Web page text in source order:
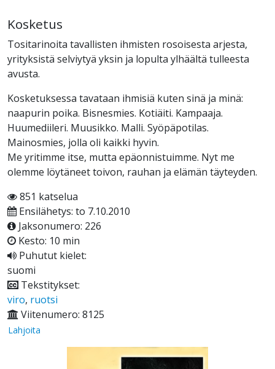
Kosketus
Tositarinoita tavallisten ihmisten rosoisesta arjesta,
yrityksistä selviytyä yksin ja lopulta ylhäältä tulleesta
avusta.
Kosketuksessa tavataan ihmisiä kuten sinä ja minä:
naapurin poika. Bisnesmies. Kotiäiti. Kampaaja.
Huumediileri. Muusikko. Malli. Syöpäpotilas.
Mainosmies, jolla oli kaikki hyvin.
Me yritimme itse, mutta epäonnistuimme. Nyt me
olemme löytäneet toivon, rauhan ja elämän täyteyden.
851 katselua
Ensilähetys: to 7.10.2010
Jaksonumero: 226
Kesto: 10 min
Puhutut kielet:
suomi
Tekstitykset:
viro, ruotsi
Viitenumero: 8125
Lahjoita